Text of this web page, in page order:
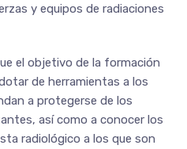
y equipos de radiaciones
el objetivo de la formación
de herramientas a los
a protegerse de los
así como a conocer los
radiológico a los que son